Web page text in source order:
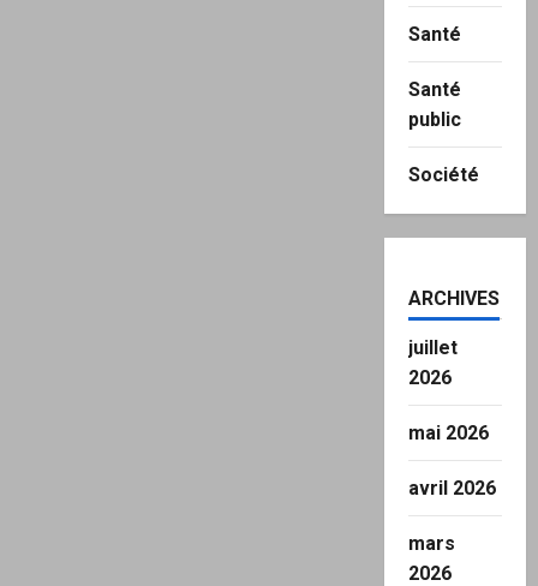
Santé
Santé
public
Société
ARCHIVES
juillet
2026
mai 2026
avril 2026
mars
2026